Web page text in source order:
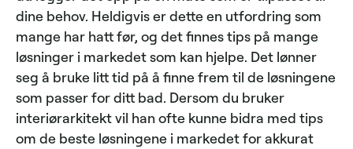
dine behov. Heldigvis er dette en utfordring som
mange har hatt før, og det finnes tips på mange
løsninger i markedet som kan hjelpe. Det lønner
seg å bruke litt tid på å finne frem til de løsningene
som passer for ditt bad. Dersom du bruker
interiørarkitekt vil han ofte kunne bidra med tips
om de beste løsningene i markedet for akkurat